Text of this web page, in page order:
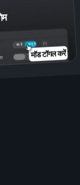
चालू है
बंद है
मॉड टॉगल करें